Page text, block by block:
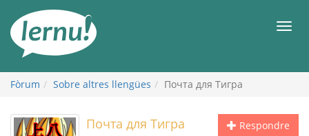
contingut
Fòrum Sobre altres llengües Почта для Тигра
Respondre
Почта для Тигра